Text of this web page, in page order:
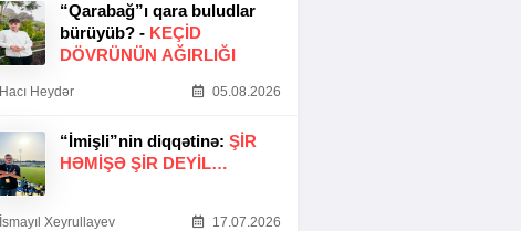
“Qarabağ”ı qara buludlar
bürüyüb? - KEÇID
DÖVRÜNÜN AĞIRLIĞI
Hacı Heydər 05.08.2026
“İmişli”nin diqqətinə: ŞIR
HƏMIŞƏ ŞIR DEYIL…
İsmayıl Xeyrullayev 17.07.2026